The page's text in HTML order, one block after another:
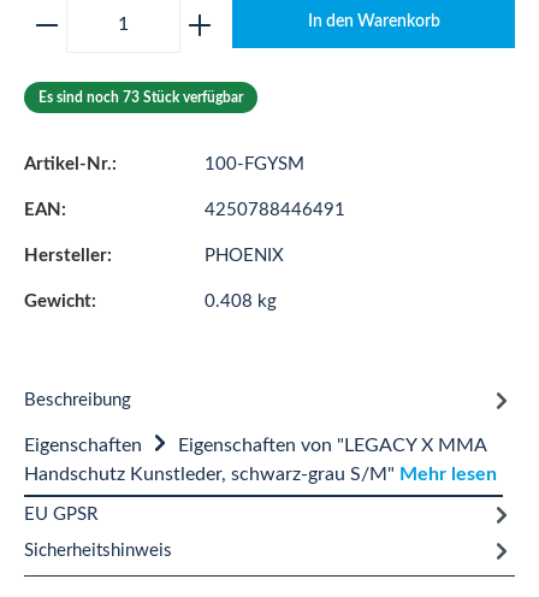
Produkt Anzahl: Gib den gewünschten
In den Warenkorb
Es sind noch 73 Stück verfügbar
Artikel-Nr.: 100-FGYSM
EAN: 4250788446491
Hersteller: PHOENIX
Gewicht: 0.408 kg
Beschreibung
Eigenschaften
Eigenschaften von "LEGACY X MMA
Handschutz Kunstleder, schwarz-grau S/M" Mehr lesen
EU GPSR
Sicherheitshinweis